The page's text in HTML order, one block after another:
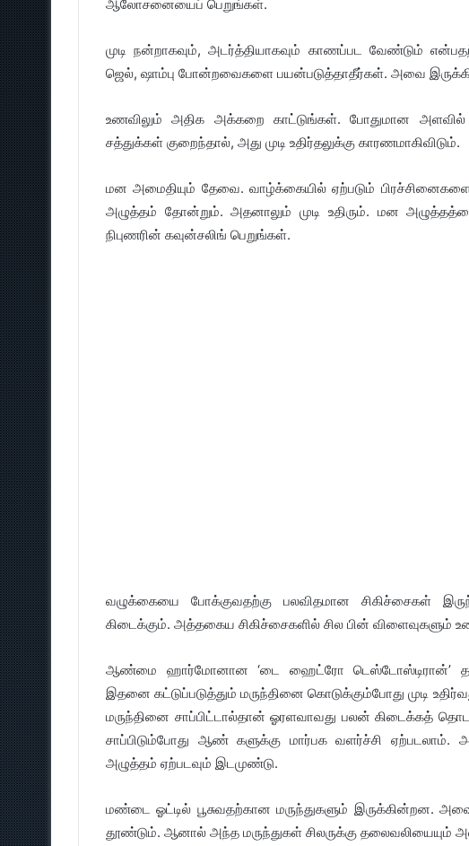
ஆலோசனையைப் பெறுங்கள்.
முடி நன்றாகவும், அடர்த்தியாகவும் காணப்பட வேண்டும்
ஜெல், ஷாம்பு போன்றவைகளை பயன்படுத்தாதீர்கள். அவை இருக்கிற
உணவிலும் அதிக அக்கறை காட்டுங்கள். போதுமான
சத்துக்கள் குறைந்தால், அது முடி உதிர்தலுக்கு காரணமாகிவிடும்.
மன அமைதியும் தேவை. வாழ்க்கையில் ஏற்படும் பிரச்சினைகளை
அழுத்தம் தோன்றும். அதனாலும் முடி உதிரும். மன
நிபுணரின் கவுன்சலிங் பெறுங்கள்.
வழுக்கையை போக்குவதற்கு பலவிதமான சிகிச்சைகள்
கிடைக்கும். அத்தகைய சிகிச்சைகளில் சில பின் விளைவுகளும்
ஆண்மை ஹார்மோனான ‘டை ஹைட்ரோ டெஸ்டோஸ்டிரான்’
இதனை கட்டுப்படுத்தும் மருந்தினை கொடுக்கும்போது முடி
மருந்தினை சாப்பிட்டால்தான் ஓரளவாவது பலன் கிடைக்கத்
சாப்பிடும்போது ஆண் களுக்கு மார்பக வளர்ச்சி
அழுத்தம் ஏற்படவும் இடமுண்டு.
மண்டை ஓட்டில் பூசுவதற்கான மருந்துகளும் இருக்கின்றன.
தூண்டும். ஆனால் அந்த மருந்துகள் சிலருக்கு தலைவலியையும்